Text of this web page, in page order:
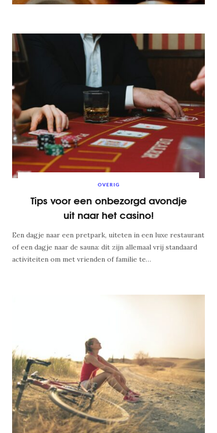
OVERIG
Tips voor een onbezorgd avondje
uit naar het casino!
Een dagje naar een pretpark, uiteten in een luxe restaurant
of een dagje naar de sauna: dit zijn allemaal vrij standaard
activiteiten om met vrienden of familie te…